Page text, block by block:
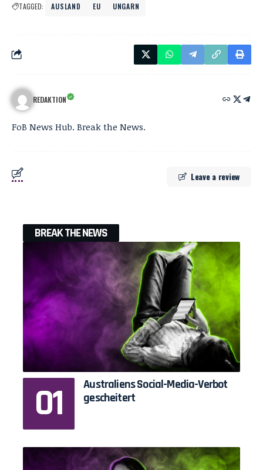
TAGGED: AUSLAND EU UNGARN
REDAKTION
FoB News Hub. Break the News.
Leave a review
BREAK THE NEWS
Australiens Social-Media-Verbot
gescheitert